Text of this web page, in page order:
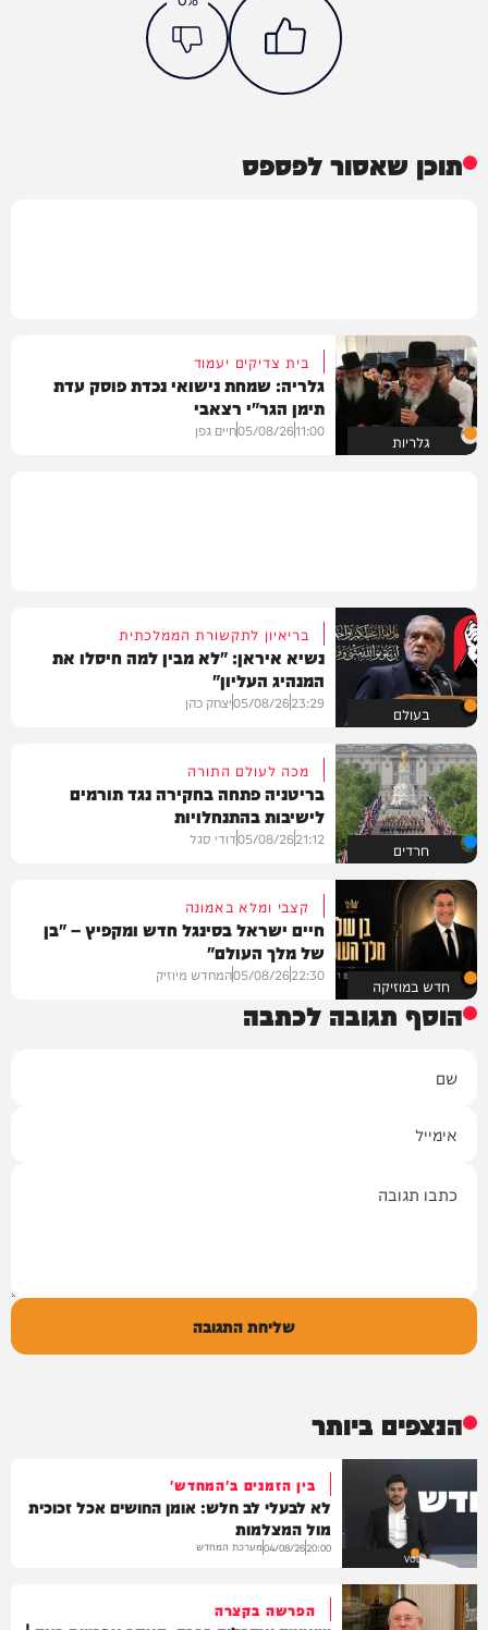
תוכן שאסור לפספס
גלריות
בית צדיקים יעמוד
גלריה: שמחת נישואי נכדת פוסק עדת
תימן הגר"י רצאבי
11:00
05/08/26חיים גפן
בעולם
בריאיון לתקשורת הממלכתית
נשיא איראן: "לא מבין למה חיסלו את
המנהיג העליון"
23:29
05/08/26יצחק כהן
חרדים
מכה לעולם התורה
בריטניה פתחה בחקירה נגד תורמים
לישיבות בהתנחלויות
21:12
05/08/26דודי סגל
חדש במוזיקה
קצבי ומלא באמונה
חיים ישראל בסינגל חדש ומקפיץ – "בן
של מלך העולם"
22:30
05/08/26המחדש מיוזיק
הוסף תגובה לכתבה
שליחת התגובה
הנצפים ביותר
VOD
בין הזמנים ב'המחדש'
לא לבעלי לב חלש: אומן החושים אכל זכוכית
מול המצלמות
20:00
04/08/26מערכת המחדש
הפרשה בקצרה